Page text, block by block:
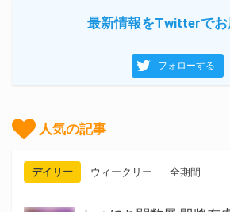
最新情報をTwitterでお
フォローする
人気の記事
デイリー ウィークリー 全期間